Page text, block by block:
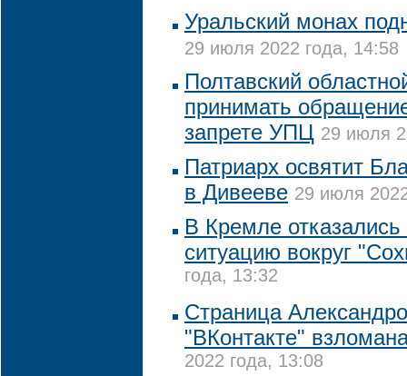
Уральский монах
29 июля 2022 года, 14:58
Полтавский
принимать
запрете УПЦ 29 июля
Патриарх освятит
в Дивееве 29 июля
В Кремле
ситуацию вокруг
года, 13:32
Страница
"ВКонтакте"
2022 года, 13:08